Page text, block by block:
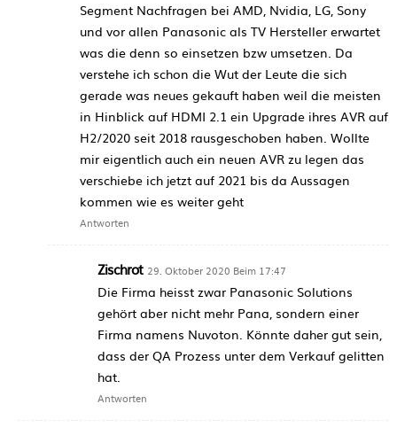
Segment Nachfragen bei AMD, Nvidia, LG, Sony
und vor allen Panasonic als TV Hersteller erwartet
was die denn so einsetzen bzw umsetzen. Da
verstehe ich schon die Wut der Leute die sich
gerade was neues gekauft haben weil die meisten
in Hinblick auf HDMI 2.1 ein Upgrade ihres AVR auf
H2/2020 seit 2018 rausgeschoben haben. Wollte
mir eigentlich auch ein neuen AVR zu legen das
verschiebe ich jetzt auf 2021 bis da Aussagen
kommen wie es weiter geht
Antworten
Zischrot 29. Oktober 2020 Beim 17:47
Die Firma heisst zwar Panasonic Solutions
gehört aber nicht mehr Pana, sondern einer
Firma namens Nuvoton. Könnte daher gut sein,
dass der QA Prozess unter dem Verkauf gelitten
hat.
Antworten